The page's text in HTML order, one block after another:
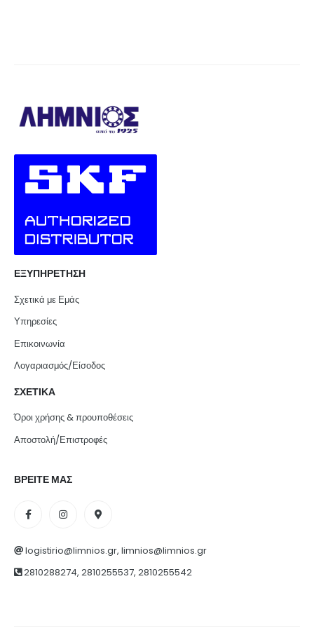
ΕΞΥΠΗΡΕΤΗΣΗ
Σχετικά με Εμάς
Υπηρεσίες
Επικοινωνία
Λογαριασμός/Είσοδος
ΣΧΕΤΙΚΑ
Όροι χρήσης & προυποθέσεις
Αποστολή/Επιστροφές
ΒΡΕΙΤΕ ΜΑΣ
logistirio@limnios.gr, limnios@limnios.gr
2810288274, 2810255537, 2810255542